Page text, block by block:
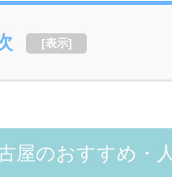
[表示]
屋のおすすめ・